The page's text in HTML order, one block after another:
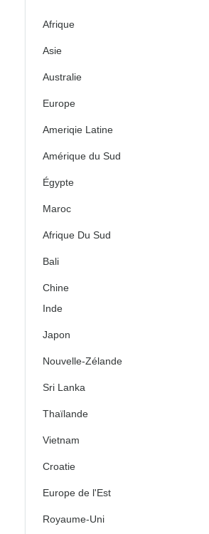
Afrique
Asie
Australie
Europe
Ameriqie Latine
Amérique du Sud
Égypte
Maroc
Afrique Du Sud
Bali
Chine
Inde
Japon
Nouvelle-Zélande
Sri Lanka
Thaïlande
Vietnam
Croatie
Europe de l'Est
Royaume-Uni